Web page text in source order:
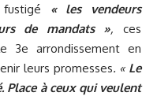
« les vendeurs
de mandats », ces
3e arrondissement en
leurs promesses. « Le
Place à ceux qui veulent